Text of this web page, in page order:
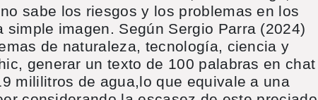
sabe los riesgos y los problemas en los
imagen. Según Sergio Parra (2024)
de naturaleza, tecnología, ciencia y
generar un texto de 100 palabras en chat
mililitros de agua,lo que equivale a una